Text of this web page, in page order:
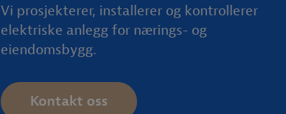
Vi prosjekterer, installerer og kontrollerer
elektriske anlegg for nærings- og
eiendomsbygg.
Kontakt oss